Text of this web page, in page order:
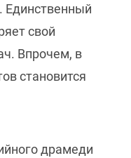
Единственный
свой
Впрочем, в
становится
драмеди